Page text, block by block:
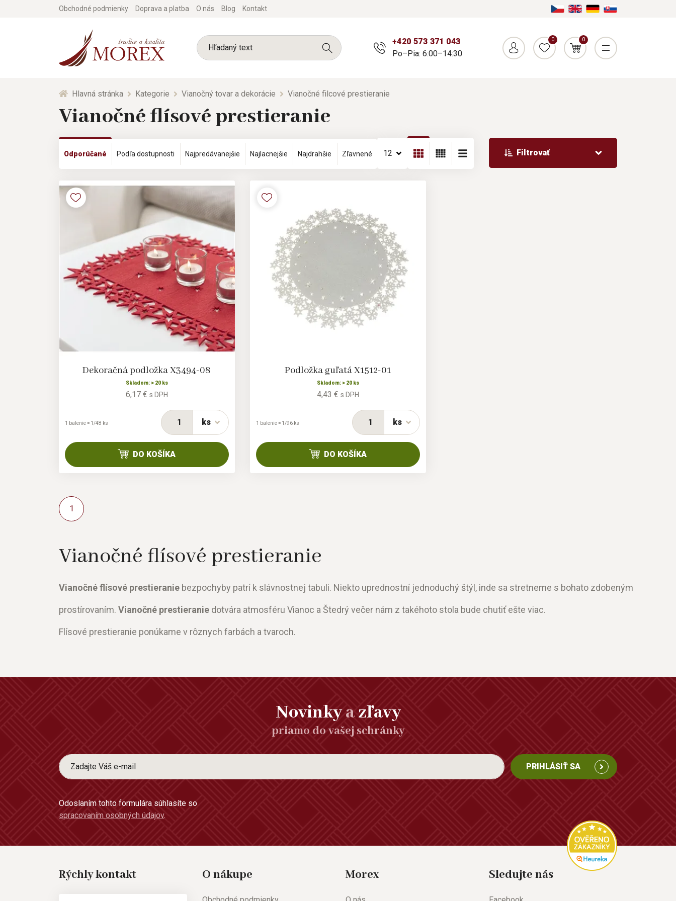
Obchodné podmienky Doprava a platba O nás Blog Kontakt
+420 573 371 043
Po–Pia: 6:00–14:30
0 0
Hlavná stránka Kategorie Vianočný tovar a dekorácie Vianočné filcové prestieranie
Vianočné flísové prestieranie
Odporúčané Podľa dostupnosti Najpredávanejšie Najlacnejšie Najdrahšie Zľavnené 12 Filtrovať
Dekoračná podložka X3494-08
Skladom: > 20 ks
6,17 € s DPH
ks
1 balenie = 1/48 ks
DO KOŠÍKA
Podložka guľatá X1512-01
Skladom: > 20 ks
4,43 € s DPH
ks
1 balenie = 1/96 ks
DO KOŠÍKA
1
Vianočné flísové prestieranie
Vianočné flísové prestieranie bezpochyby patrí k slávnostnej tabuli. Niekto uprednostní jednoduchý štýl, inde sa stretneme s bohato zdobeným
prostírovaním. Vianočné prestieranie dotvára atmosféru Vianoc a Štedrý večer nám z takéhoto stola bude chutiť ešte viac.
Flísové prestieranie ponúkame v rôznych farbách a tvaroch.
Novinkyazľavy
priamo do vašej schránky
PRIHLÁSIŤ SA
Odoslaním tohto formulára súhlasíte so
spracovaním osobných údajov.
Rýchly kontakt O nákupe Morex Sledujte nás